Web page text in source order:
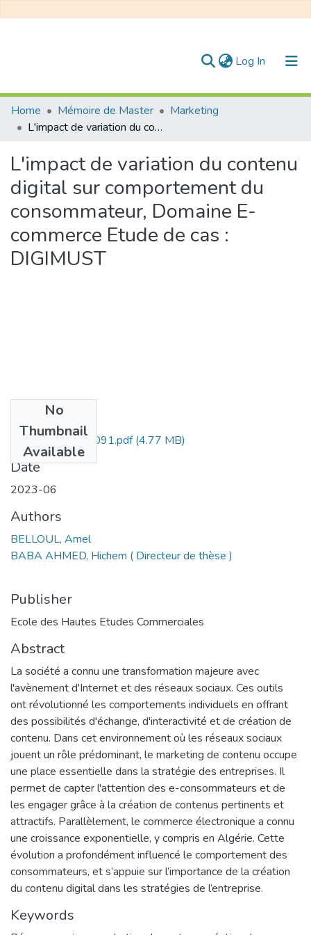
Log In (current)
Communities & Collections
All of DSpace
Statistics
Home Mémoire de Master
Marketing
L'impact de variation du contenu digital sur comportement du consommateur, Domaine E-commerce Etude de cas : DIGIMUST
L'impact de variation du contenu
digital sur comportement du
consommateur, Domaine E-
commerce Etude de cas :
DIGIMUST
No
Thumbnail
Available
BELLOUL Amel-091.pdf(4.77 MB)
Date
2023-06
Authors
BELLOUL, Amel
BABA AHMED, Hichem ( Directeur de thèse )
Publisher
Ecole des Hautes Etudes Commerciales
Abstract
La société a connu une transformation majeure avec
l'avènement d'Internet et des réseaux sociaux. Ces outils
ont révolutionné les comportements individuels en offrant
des possibilités d'échange, d'interactivité et de création de
contenu. Dans cet environnement où les réseaux sociaux
jouent un rôle prédominant, le marketing de contenu occupe
une place essentielle dans la stratégie des entreprises. Il
permet de capter l'attention des e-consommateurs et de
les engager grâce à la création de contenus pertinents et
attractifs. Parallèlement, le commerce électronique a connu
une croissance exponentielle, y compris en Algérie. Cette
évolution a profondément influencé le comportement des
consommateurs, et s’appuie sur l’importance de la création
du contenu digital dans les stratégies de l’entreprise.
Keywords